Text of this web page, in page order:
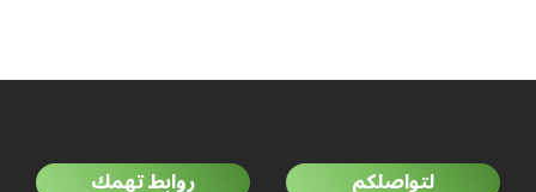
لتواصلكم روابط تهمك